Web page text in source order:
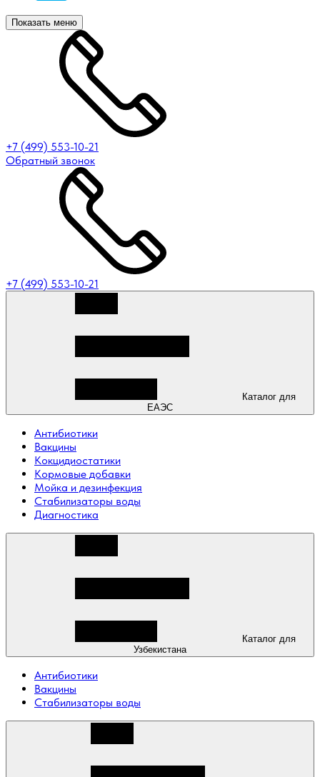
Показать меню
+7 (499) 553-10-21
Обратный звонок
+7 (499) 553-10-21
ЕАЭС
Антибиотики
Вакцины
Кокцидиостатики
Кормовые добавки
Мойка и дезинфекция
Стабилизаторы воды
Диагностика
Узбекистана
Антибиотики
Вакцины
Стабилизаторы воды